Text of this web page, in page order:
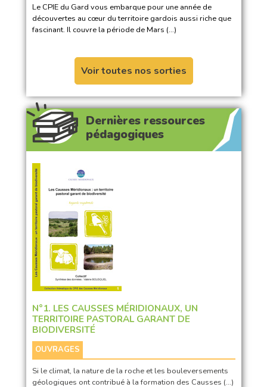
Le CPIE du Gard vous embarque pour une année de
découvertes au cœur du territoire gardois aussi riche que
fascinant. Il couvre la période de Mars (…)
Voir toutes nos sorties
Dernières ressources
pédagogiques
N°1. LES CAUSSES MÉRIDIONAUX, UN
TERRITOIRE PASTORAL GARANT DE
BIODIVERSITÉ
OUVRAGES
Si le climat, la nature de la roche et les bouleversements
géologiques ont contribué à la formation des Causses (…)